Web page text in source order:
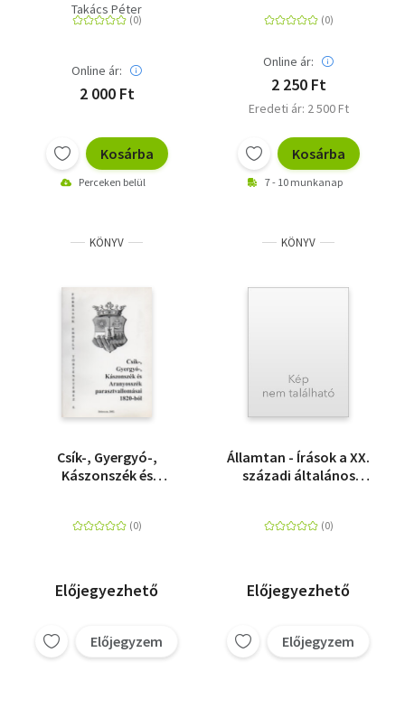
Takács Péter
Online ár:
2 000 Ft
Kosárba
Perceken belül
járás
Online ár:
2 250 Ft
Eredeti ár: 2 500 Ft
Kosárba
7 - 10 munkanap
KÖNYV
Csík-, Gyergyó-,
Kászonszék és
1820-ból - Források
Előjegyezhető
Előjegyzem
KÖNYV
Államtan - Írások a XX.
századi általános
Előjegyezhető
Előjegyzem